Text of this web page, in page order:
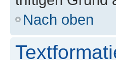
Nach oben